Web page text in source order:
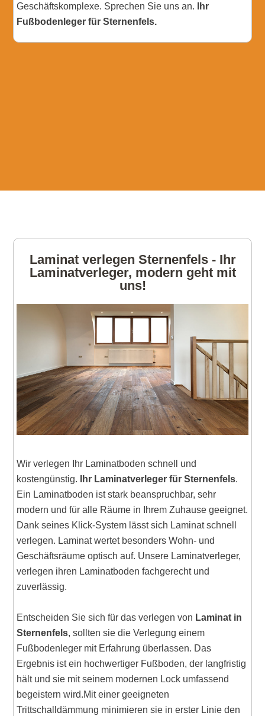
Geschäftskomplexe. Sprechen Sie uns an.
Ihr
Fußbodenleger für Sternenfels.
Laminat verlegen Sternenfels - Ihr
Laminatverleger, modern geht mit
uns!
Wir verlegen Ihr Laminatboden schnell und
kostengünstig.
Ihr Laminatverleger für Sternenfels.
Ein Laminatboden ist stark beanspruchbar, sehr
modern und für alle Räume in Ihrem Zuhause geeignet.
Dank seines Klick-System lässt sich Laminat schnell
verlegen. Laminat wertet besonders Wohn- und
Geschäftsräume optisch auf. Unsere Laminatverleger,
verlegen ihren Laminatboden fachgerecht und
zuverlässig.
Entscheiden Sie sich für das verlegen von Laminat in
Sternenfels, sollten sie die Verlegung einem
Fußbodenleger mit Erfahrung überlassen. Das
Ergebnis ist ein hochwertiger Fußboden, der langfristig
hält und sie mit seinem modernen Lock umfassend
begeistern wird.Mit einer geeigneten
Trittschalldämmung minimieren sie in erster Linie den